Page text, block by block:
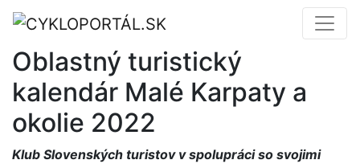
Oblastný turistický
kalendár Malé Karpaty a
okolie 2022
Klub Slovenských turistov v spolupráci so svojimi